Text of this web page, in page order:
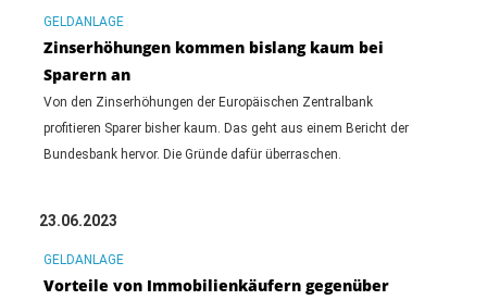
GELDANLAGE
Zinserhöhungen kommen bislang kaum bei
Sparern an
Von den Zinserhöhungen der Europäischen Zentralbank
profitieren Sparer bisher kaum. Das geht aus einem Bericht der
Bundesbank hervor. Die Gründe dafür überraschen.
23.06.2023
GELDANLAGE
Vorteile von Immobilienkäufern gegenüber